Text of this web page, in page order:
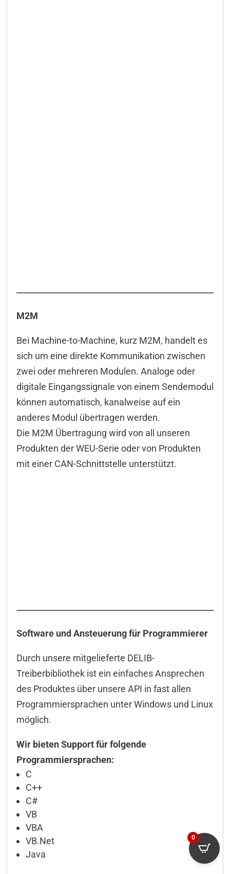
M2M
Bei Machine-to-Machine, kurz M2M, handelt es
sich um eine direkte Kommunikation zwischen
zwei oder mehreren Modulen. Analoge oder
digitale Eingangssignale von einem Sendemodul
können automatisch, kanalweise auf ein
anderes Modul übertragen werden.
Die M2M Übertragung wird von all unseren
Produkten der WEU-Serie oder von Produkten
mit einer CAN-Schnittstelle unterstützt.
Software und Ansteuerung für Programmierer
Durch unsere mitgelieferte DELIB-
Treiberbibliothek ist ein einfaches Ansprechen
des Produktes über unsere API in fast allen
Programmiersprachen unter Windows und Linux
möglich.
Wir bieten Support für folgende
Programmiersprachen:
C
C++
C#
VB
VBA
VB.Net
Java
0